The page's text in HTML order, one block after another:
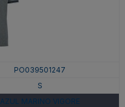
PO039501247
S
AZUL MARINO VIGORE